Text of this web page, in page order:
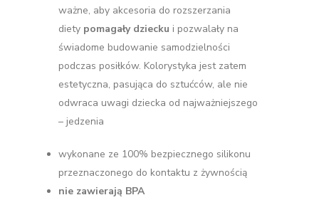
ważne, aby akcesoria do rozszerzania
diety pomagały dziecku i pozwalały na
świadome budowanie samodzielności
podczas posiłków. Kolorystyka jest zatem
estetyczna, pasująca do sztućców, ale nie
odwraca uwagi dziecka od najważniejszego
– jedzenia
wykonane ze 100% bezpiecznego silikonu
przeznaczonego do kontaktu z żywnością
nie zawierają BPA